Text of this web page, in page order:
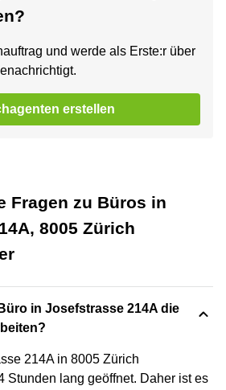
und werde als Erste:r über
erstellen
Fragen zu Büros in
8005 Zürich
in Josefstrasse 214A die
214A in 8005 Zürich
Stunden lang geöffnet. Daher ist es